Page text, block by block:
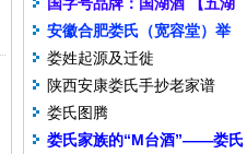
四海 国湖飘香】
安徽合肥娄氏（宽容堂）举
行迎谱暨二修一周年纪念活动
2017.6.18
娄姓起源及迁徙
陕西安康娄氏手抄老家谱
娄氏图腾
娄氏家族的“M台酒”——娄氏